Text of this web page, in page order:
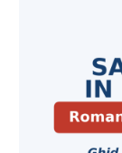
Cele mai
Aplicatia